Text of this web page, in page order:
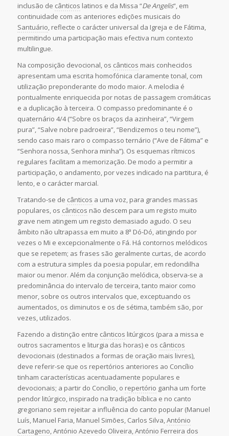
inclusão de cânticos latinos e da Missa “De Angelis“, em
continuidade com as anteriores edições musicais do
Santuário, reflecte o carácter universal da Igreja e de Fátima,
permitindo uma participação mais efectiva num contexto
multilingue.
Na composição devocional, os cânticos mais conhecidos
apresentam uma escrita homofónica claramente tonal, com
utilização preponderante do modo maior. A melodia é
pontualmente enriquecida por notas de passagem cromáticas
e a duplicação à terceira. O compasso predominante é o
quaternário 4/4 (“Sobre os braços da azinheira”, “Virgem
pura”, “Salve nobre padroeira”, “Bendizemos o teu nome”),
sendo caso mais raro o compasso ternário (“Ave de Fátima” e
“Senhora nossa, Senhora minha”). Os esquemas rítmicos
regulares facilitam a memorização. De modo a permitir a
participação, o andamento, por vezes indicado na partitura, é
lento, e o carácter marcial.
Tratando-se de cânticos a uma voz, para grandes massas
populares, os cânticos não descem para um registo muito
grave nem atingem um registo demasiado agudo. O seu
âmbito não ultrapassa em muito a 8ª Dó-Dó, atingindo por
vezes o Mi e excepcionalmente o Fá. Há contornos melódicos
que se repetem; as frases são geralmente curtas, de acordo
com a estrutura simples da poesia popular, em redondilha
maior ou menor. Além da conjunção melódica, observa-se a
predominância do intervalo de terceira, tanto maior como
menor, sobre os outros intervalos que, exceptuando os
aumentados, os diminutos e os de sétima, também são, por
vezes, utilizados.
Fazendo a distinção entre cânticos litúrgicos (para a missa e
outros sacramentos e liturgia das horas) e os cânticos
devocionais (destinados a formas de oração mais livres),
deve referir-se que os repertórios anteriores ao Concílio
tinham características acentuadamente populares e
devocionais; a partir do Concílio, o repertório ganha um forte
pendor litúrgico, inspirado na tradição bíblica e no canto
gregoriano sem rejeitar a influência do canto popular (Manuel
Luís, Manuel Faria, Manuel Simões, Carlos Silva,António
Cartageno, António Azevedo Oliveira, António Ferreira dos